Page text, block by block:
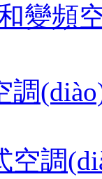
變頻
調
空調